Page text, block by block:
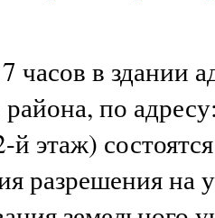
часов в здании
по
й этаж)
разрешения на